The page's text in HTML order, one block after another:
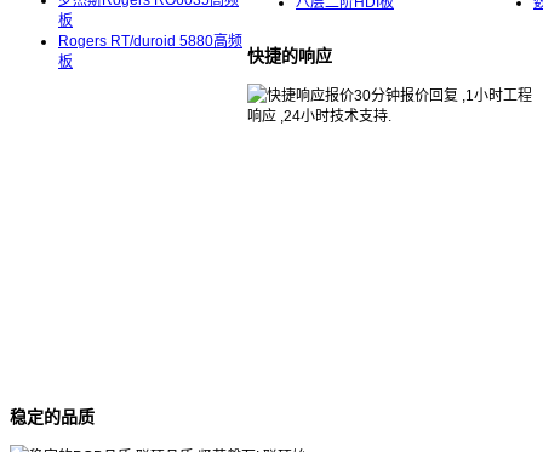
板
Rogers RT/duroid 5880高频
板
快捷的响应
30分钟报价回复 ,1小时工程
响应 ,24小时技术支持.
稳定的品质